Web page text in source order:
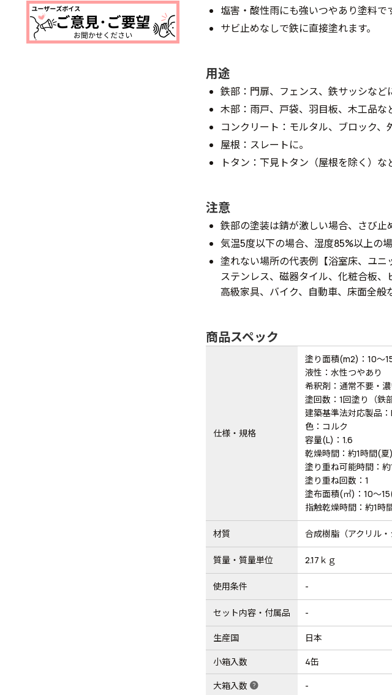
塩害・酸性雨にも強いつやあり塗料で
サビ止めなしで鉄に直接塗れます。
用途
鉄部：門扉、フェンス、鉄サッシなど
木部：雨戸、戸袋、羽目板、木工品な
コンクリート：モルタル、ブロック、
屋根：スレートに。
トタン：下見トタン（屋根を除く）な
注意
鉄部の塗装は錆が激しい場合、さび止
気温5度以下の場合、湿度85%以上の
塗れない場所の代表例【浴室床、ユニ
ステンレス、磁器タイル、化粧合板、
高級家具、バイク、自動車、床面全般
商品スペック
仕様・規格
塗り面積(m2)：10～
液性：水性つやあり
希釈剤：通常不要・
塗回数：1回塗り（鉄
建築基準法対応製
色：コルク
容量(L)：1.6
乾燥時間：約1時間(
塗り重ね可能時間：
塗り重ね回数：1
塗布面積(㎡)：10～
指触乾燥時間：約1時
材質 合成樹脂（アクリル・
質量・質量単位 2.17ｋｇ
使用条件 -
セット内容・付属品 -
生産国 日本
小箱入数 4缶
大箱入数 help -